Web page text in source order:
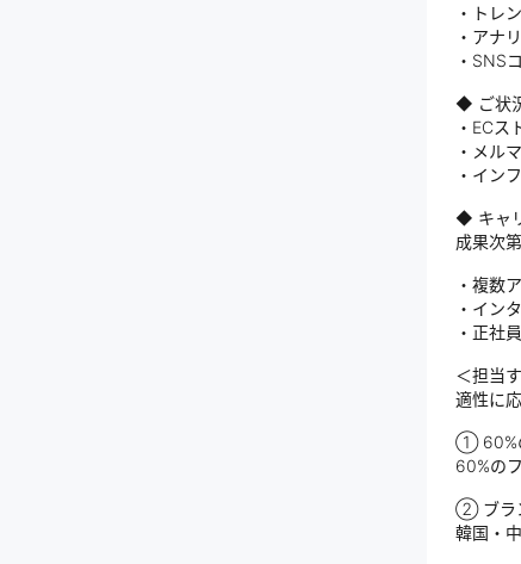
・トレ
・アナ
・SNS
◆ ご状
・ECス
・メル
・イン
◆ キャ
成果次
・複数
・イン
・正社
＜担当
適性に
① 60%
60%の
② ブラ
韓国・